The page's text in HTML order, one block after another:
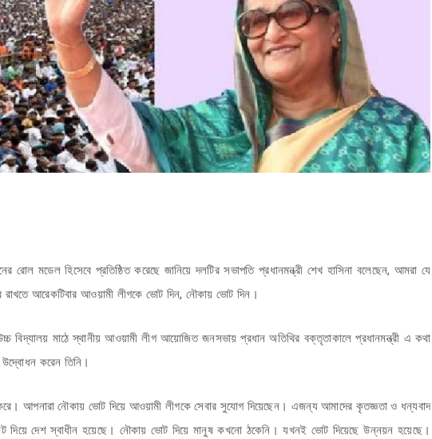
রোল মডেল হিসেবে প্রতিষ্ঠিত করেছে জানিয়ে দলটির সভাপতি প্রধানমন্ত্রী শেখ হাসিনা বলেছেন, আমরা যে
রাখতে আরেকটিবার আওয়ামী লীগকে ভোট দিন, নৌকায় ভোট দিন।
বিদ্যালয় মাঠে স্থানীয় আওয়ামী লীগ আয়োজিত জনসভায় প্রধান অতিথির বক্তৃতাকালে প্রধানমন্ত্রী এ কথা
করেন তিনি।
আপনারা নৌকায় ভোট দিয়ে আওয়ামী লীগকে সেবার সুযোগ দিয়েছেন। এজন্য আমাদের কৃতজ্ঞতা ও ধন্যবাদ
দেশ স্বাধীন হয়েছে। নৌকায় ভোট দিয়ে মানুষ কখনো ঠকেনি। যখনই ভোট দিয়েছে উন্নয়ন হয়েছে।